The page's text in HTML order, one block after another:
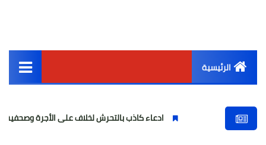
الرئيسية
أخبار مصر
ادعاء كاذب بالتحرش لخلاف على الأجرة وصحفية وهمية